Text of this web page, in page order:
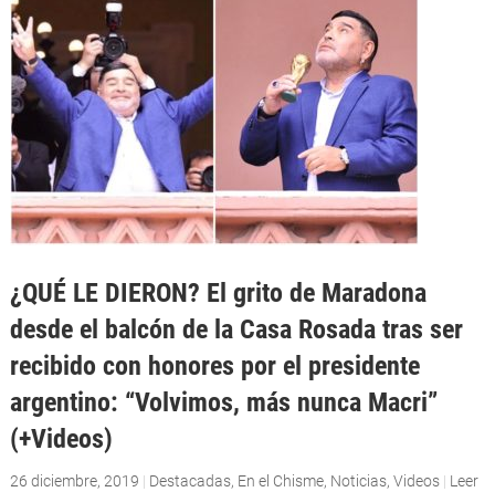
¿QUÉ LE DIERON? El grito de Maradona
desde el balcón de la Casa Rosada tras ser
recibido con honores por el presidente
argentino: “Volvimos, más nunca Macri”
(+Videos)
26 diciembre, 2019 | Destacadas, En el Chisme, Noticias, Videos | Leer